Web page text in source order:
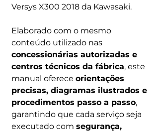
Versys X300 2018 da Kawasaki.
Elaborado com o mesmo
conteúdo utilizado nas
concessionárias autorizadas e
centros técnicos da fábrica, este
manual oferece orientações
precisas, diagramas ilustrados e
procedimentos passo a passo,
garantindo que cada serviço seja
executado com segurança,